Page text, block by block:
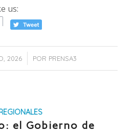
us:
2026 POR PRENSA3
el Gobierno de